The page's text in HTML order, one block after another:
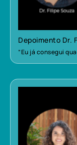
Depoimento Dr.
“Eu já consegui